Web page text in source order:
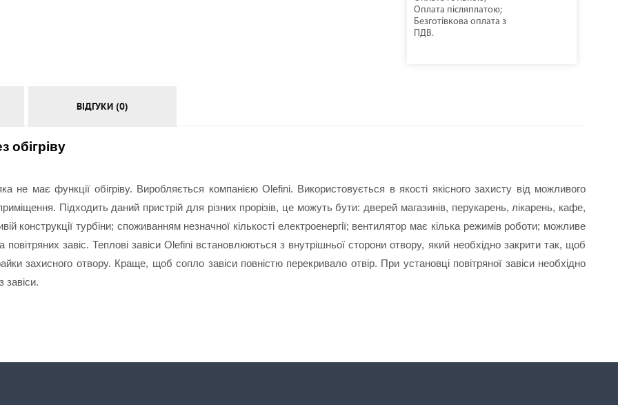
Оплата післяплатою;
Безготівкова оплата з
ПДВ.
ВІДГУКИ (0)
обігріву
не має функції обігріву. Виробляється компанією Olefini. Використовується в якості якісного захисту від можливого
Підходить даний пристрій для різних прорізів, це можуть бути: дверей магазинів, перукарень, лікарень, кафе,
конструкції турбіни; споживанням незначної кількості електроенергії; вентилятор має кілька режимів роботи; можливе
завіс. Теплові завіси Olefini встановлюються з внутрішньої сторони отвору, який необхідно закрити так, щоб
захисного отвору. Краще, щоб сопло завіси повністю перекривало отвір. При установці повітряної завіси необхідно
завіси.